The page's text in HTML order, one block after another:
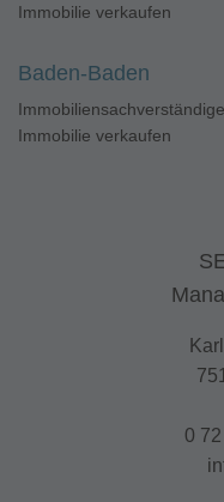
Immobilie verkaufen
Baden-Baden
Immobilie verkaufen
0